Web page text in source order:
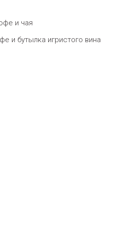
и чая
и бутылка игристого вина